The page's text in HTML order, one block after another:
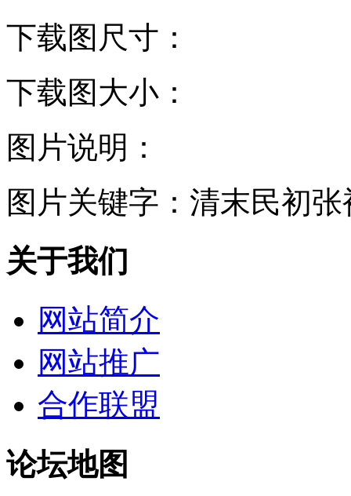
下载图尺寸：
下载图大小：
图片说明：
图片关键字： 清末民初
关于我们
网站简介
网站推广
合作联盟
论坛地图